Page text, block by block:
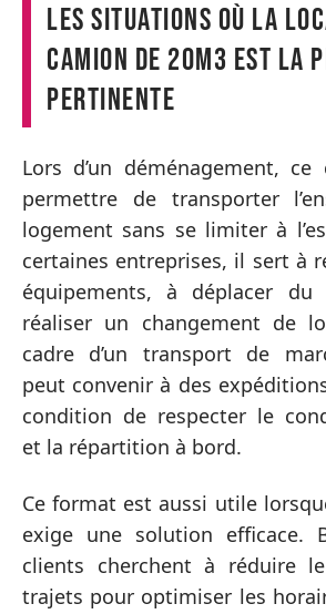
Les situations où la
camion de 20m3 est la
pertinente
Lors d’un déménagement,
permettre de transporter
logement sans se limiter à
certaines entreprises, il sert à
équipements, à déplacer
réaliser un changement de
cadre d’un transport de
peut convenir à des
condition de respecter le
et la répartition à bord.
Ce format est aussi utile
exige une solution efficace.
clients cherchent à réduire
trajets pour optimiser les